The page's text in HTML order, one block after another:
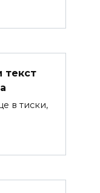
текст
в тиски,